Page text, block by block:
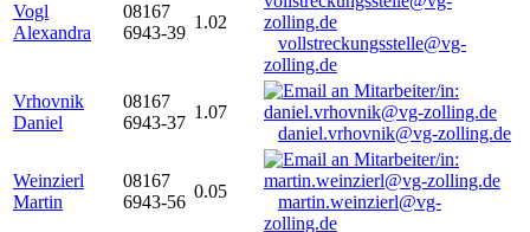
Vogl
Alexandra
08167
6943-39
1.02
vollstreckungsstelle@vg-
zolling.de
Vrhovnik
Daniel
08167
6943-37
1.07
daniel.vrhovnik@vg-zolling.de
Weinzierl
Martin
08167
6943-56
0.05
martin.weinzierl@vg-
zolling.de